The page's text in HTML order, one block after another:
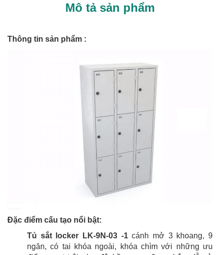
Mô tả sản phẩm
Thông tin sản phẩm :
Đặc điểm cấu tạo nổi bật:
Tủ sắt locker LK-9N-03 -1cánh mở 3 khoang, 9
ngăn, có tai khóa ngoài, khóa chìm với những ưu